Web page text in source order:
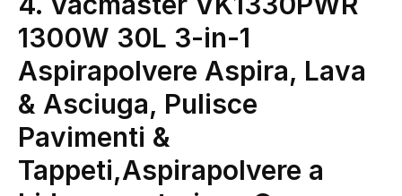
1300W 30L 3-in-1
Aspirapolvere Aspira, Lava
& Asciuga, Pulisce
Pavimenti &
Tappeti,Aspirapolvere a